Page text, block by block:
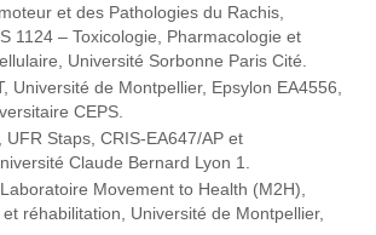
et des Pathologies du Rachis,
1124 – Toxicologie, Pharmacologie et
Université Sorbonne Paris Cité.
Université de Montpellier, Epsylon EA4556,
CEPS.
UFR Staps, CRIS-EA647/AP et
Claude Bernard Lyon 1.
Movement to Health (M2H),
réhabilitation, Université de Montpellier,